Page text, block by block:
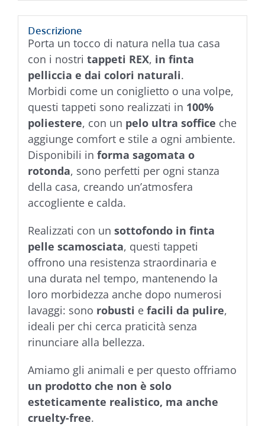
Descrizione
Porta un tocco di natura nella tua casa
con i nostri tappeti REX, in finta
pelliccia e dai colori naturali.
Morbidi come un coniglietto o una volpe,
questi tappeti sono realizzati in 100%
poliestere, con un pelo ultra soffice che
aggiunge comfort e stile a ogni ambiente.
Disponibili in forma sagomata o
rotonda, sono perfetti per ogni stanza
della casa, creando un’atmosfera
accogliente e calda.
Realizzati con un sottofondo in finta
pelle scamosciata, questi tappeti
offrono una resistenza straordinaria e
una durata nel tempo, mantenendo la
loro morbidezza anche dopo numerosi
lavaggi: sono robusti e facili da pulire,
ideali per chi cerca praticità senza
rinunciare alla bellezza.
Amiamo gli animali e per questo offriamo
un prodotto che non è solo
esteticamente realistico, ma anche
cruelty-free.